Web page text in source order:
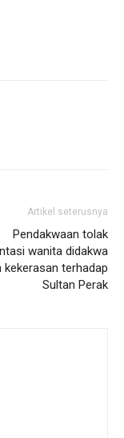
Artikel seterusnya
Pendakwaan tolak
wanita didakwa
kekerasan terhadap
Sultan Perak